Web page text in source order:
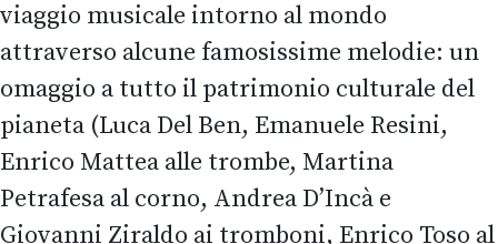
viaggio musicale intorno al mondo
attraverso alcune famosissime melodie: un
omaggio a tutto il patrimonio culturale del
pianeta (Luca Del Ben, Emanuele Resini,
Enrico Mattea alle trombe, Martina
Petrafesa al corno, Andrea D’Incà e
Giovanni Ziraldo ai tromboni, Enrico Toso al